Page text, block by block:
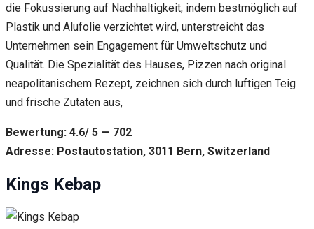
die Fokussierung auf Nachhaltigkeit, indem bestmöglich auf
Plastik und Alufolie verzichtet wird, unterstreicht das
Unternehmen sein Engagement für Umweltschutz und
Qualität. Die Spezialität des Hauses, Pizzen nach original
neapolitanischem Rezept, zeichnen sich durch luftigen Teig
und frische Zutaten aus,
Bewertung: 4.6/ 5 — 702
Adresse: Postautostation, 3011 Bern, Switzerland
Kings Kebap